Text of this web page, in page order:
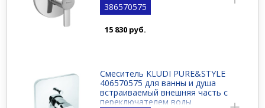
386570575
15 830 руб.
Смеситель KLUDI PURE&STYLE
406570575 для ванны и душа
встраиваемый внешняя часть с
переключателем воды